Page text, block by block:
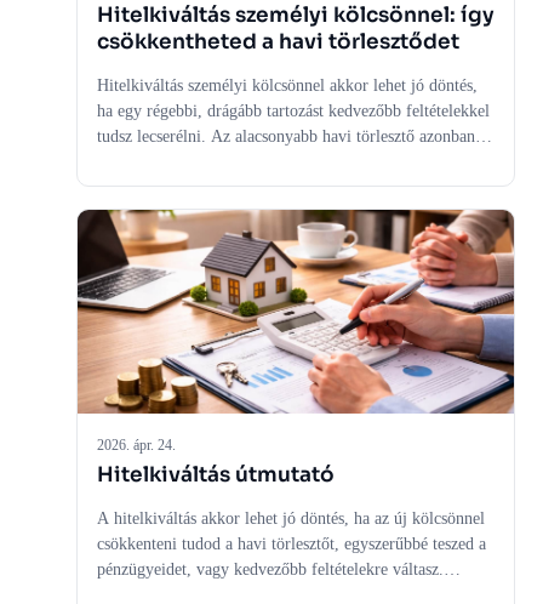
Hitelkiváltás személyi kölcsönnel: így
csökkentheted a havi törlesztődet
Hitelkiváltás személyi kölcsönnel akkor lehet jó döntés,
ha egy régebbi, drágább tartozást kedvezőbb feltételekkel
tudsz lecserélni. Az alacsonyabb havi törlesztő azonban
jársz. Fontos megnézned a kamatot, a THM-et, a teljes
visszafizetendő összeget, az új futamidőt és a kiváltás
egyszeri költségeit is. Egy jól megválasztott konstrukció
nemcsak olcsóbbá, hanem átláthatóbbá is teheti a havi
pénzügyeidet.
2026. ápr. 24.
Hitelkiváltás útmutató
A hitelkiváltás akkor lehet jó döntés, ha az új kölcsönnel
csökkenteni tudod a havi törlesztőt, egyszerűbbé teszed a
pénzügyeidet, vagy kedvezőbb feltételekre váltasz.